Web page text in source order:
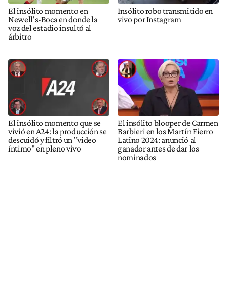
El insólito momento en
Newell's-Boca en donde la
voz del estadio insultó al
árbitro
Insólito robo transmitido en
vivo por Instagram
El insólito momento que se
vivió en A24: la producción se
descuidó y filtró un "video
íntimo" en pleno vivo
El insólito blooper de Carmen
Barbieri en los Martín Fierro
Latino 2024: anunció al
ganador antes de dar los
nominados